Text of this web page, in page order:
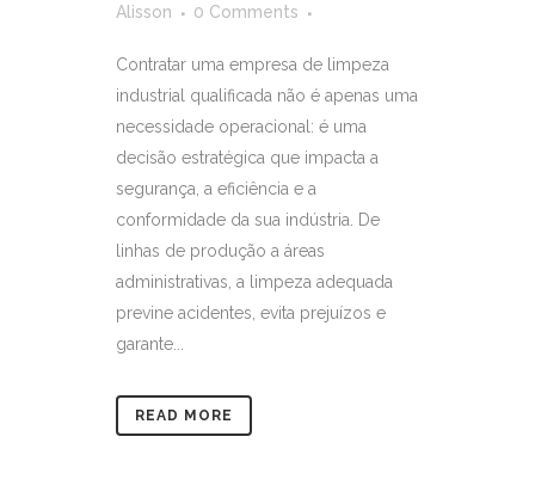
Alisson
0 Comments
Contratar uma empresa de limpeza
industrial qualificada não é apenas uma
necessidade operacional: é uma
decisão estratégica que impacta a
segurança, a eficiência e a
conformidade da sua indústria. De
linhas de produção a áreas
administrativas, a limpeza adequada
previne acidentes, evita prejuízos e
garante...
READ MORE